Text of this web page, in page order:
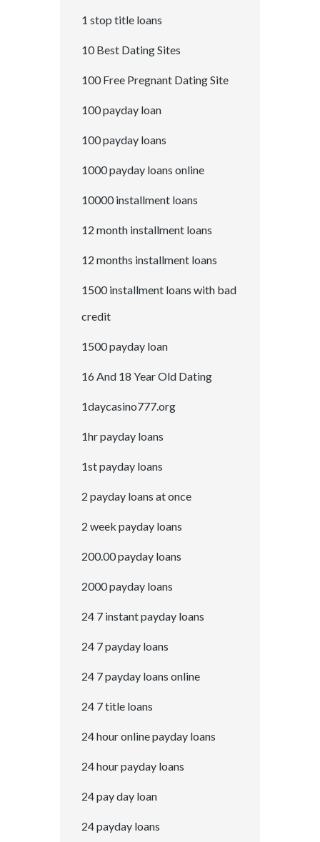
1 stop title loans
10 Best Dating Sites
100 Free Pregnant Dating Site
100 payday loan
100 payday loans
1000 payday loans online
10000 installment loans
12 month installment loans
12 months installment loans
1500 installment loans with bad
credit
1500 payday loan
16 And 18 Year Old Dating
1daycasino777.org
1hr payday loans
1st payday loans
2 payday loans at once
2 week payday loans
200.00 payday loans
2000 payday loans
24 7 instant payday loans
24 7 payday loans
24 7 payday loans online
24 7 title loans
24 hour online payday loans
24 hour payday loans
24 pay day loan
24 payday loans